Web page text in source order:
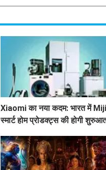
Xiaomi का नया कदम: भारत में
स्मार्ट होम प्रोडक्ट्स की होगी